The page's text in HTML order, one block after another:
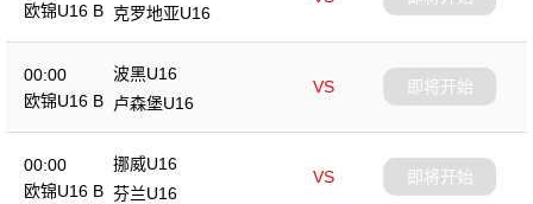
欧锦U16 B 克罗地亚U16
00:00
欧锦U16 B
波黑U16
VS
卢森堡U16
即将开始
00:00
欧锦U16 B
挪威U16
VS
芬兰U16
即将开始